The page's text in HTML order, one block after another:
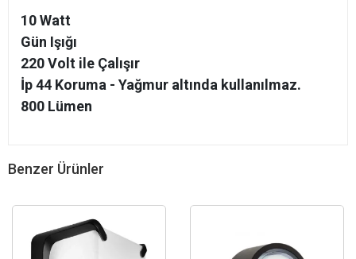
10 Watt
Gün Işığı
220 Volt ile Çalışır
İp 44 Koruma - Yağmur altında kullanılmaz.
800 Lümen
Benzer Ürünler